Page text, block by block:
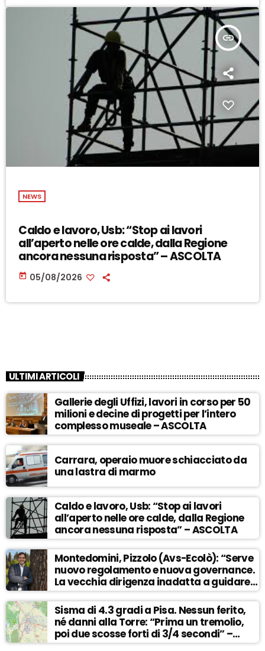
insert_link
NEWS
Caldo e lavoro, Usb: “Stop ai lavori
all’aperto nelle ore calde, dalla Regione
ancora nessuna risposta” – ASCOLTA
today 05/08/2026
ULTIMI ARTICOLI
Gallerie degli Uffizi, lavori in corso per 50
milioni e decine di progetti per l’intero
complesso museale – ASCOLTA
Carrara, operaio muore schiacciato da
una lastra di marmo
Caldo e lavoro, Usb: “Stop ai lavori
all’aperto nelle ore calde, dalla Regione
ancora nessuna risposta” – ASCOLTA
Montedomini, Pizzolo (Avs-Ecolò): “Serve
nuovo regolamento e nuova governance.
La vecchia dirigenza inadatta a guidare
la svolta” – ASCOLTA
Sisma di 4.3 gradi a Pisa. Nessun ferito,
né danni alla Torre: “Prima un tremolio,
poi due scosse forti di 3/4 secondi” –
ASCOLTA